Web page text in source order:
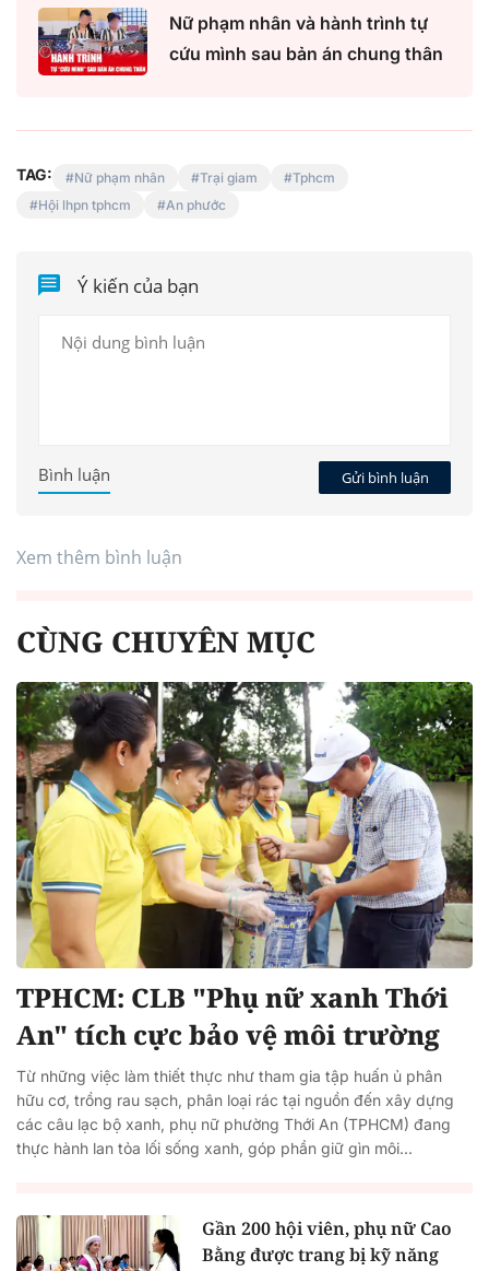
Nữ phạm nhân và hành trình tự
cứu mình sau bản án chung thân
TAG: Nữ phạm nhân Trại giam
Tphcm
Hội lhpn tphcm
An phước
Ý kiến của bạn
Gửi bình luận
Bình luận
Xem thêm bình luận
CÙNG CHUYÊN MỤC
TPHCM: CLB "Phụ nữ xanh Thới
An" tích cực bảo vệ môi trường
Từ những việc làm thiết thực như tham gia tập huấn ủ phân
hữu cơ, trồng rau sạch, phân loại rác tại nguồn đến xây dựng
các câu lạc bộ xanh, phụ nữ phường Thới An (TPHCM) đang
thực hành lan tỏa lối sống xanh, góp phần giữ gìn môi...
Gần 200 hội viên, phụ nữ Cao
Bằng được trang bị kỹ năng